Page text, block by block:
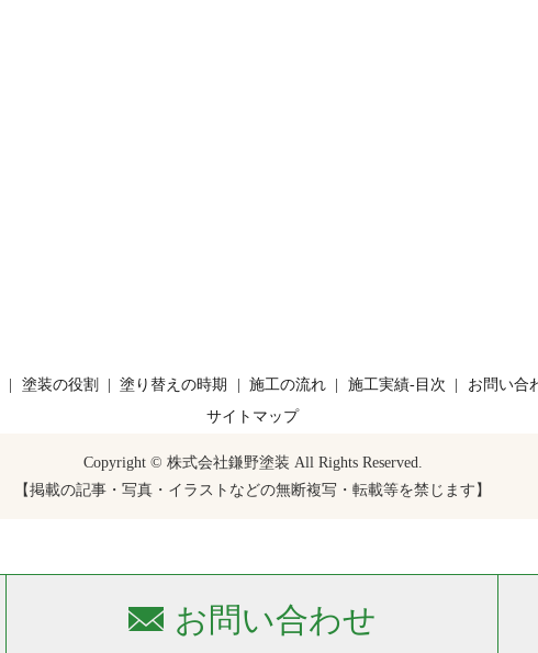
お問い合わせ
塗装の役割 塗り替えの時期 施工の流れ 施工実績-目次 お問い合
サイトマップ
Copyright © 株式会社鎌野塗装 All Rights Reserved.
【掲載の記事・写真・イラストなどの無断複写・転載等を禁じます】